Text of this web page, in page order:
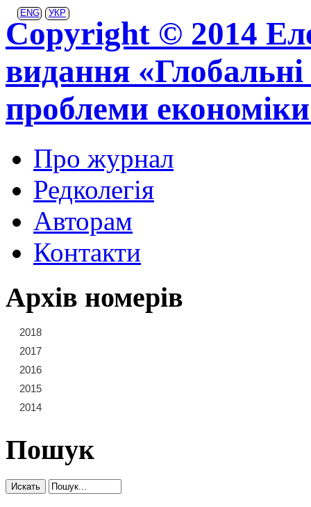
ENG УКР
Copyright © 2014
видання «Глобальні
проблеми
Про журнал
Редколегія
Авторам
Контакти
Архів номерів
2018
2017
2016
2015
2014
Пошук